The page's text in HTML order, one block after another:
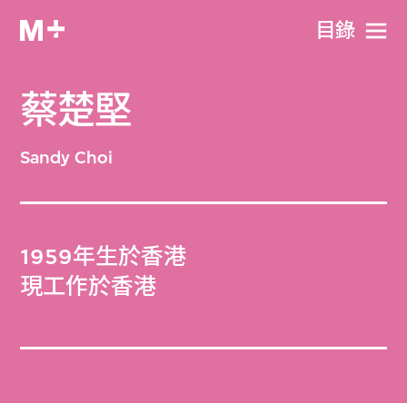
目​錄
蔡楚堅
Sandy Choi
1959年生於香港
現工作於香港